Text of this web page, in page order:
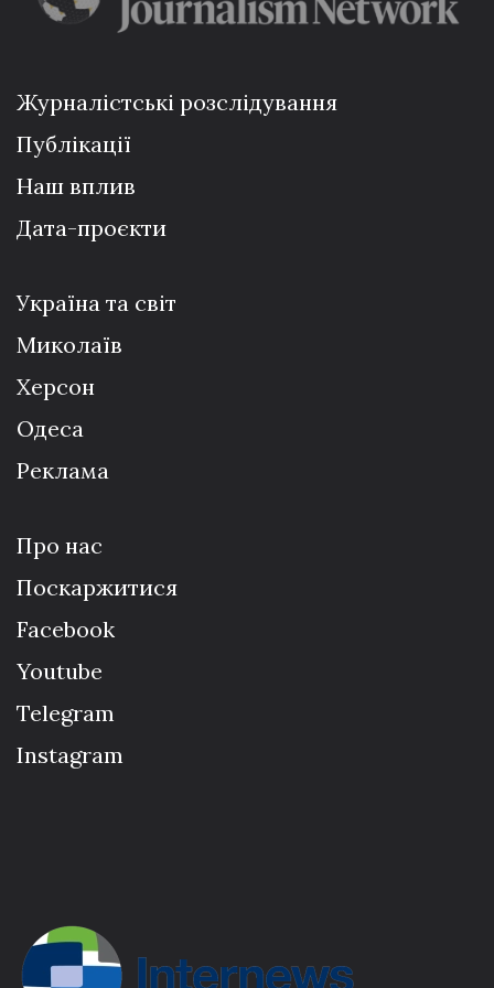
Журналістські розслідування
Публікації
Наш вплив
Дата-проєкти
Україна та світ
Миколаїв
Херсон
Одеса
Реклама
Про нас
Поскаржитися
Facebook
Youtube
Telegram
Instagram